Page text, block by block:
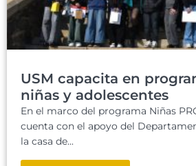
USM capacita en
niñas y adolescentes
En el marco del programa Niñas
cuenta con el apoyo del
la casa de...